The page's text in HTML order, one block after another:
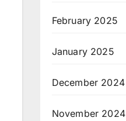
February 2025
January 2025
December 2024
November 2024